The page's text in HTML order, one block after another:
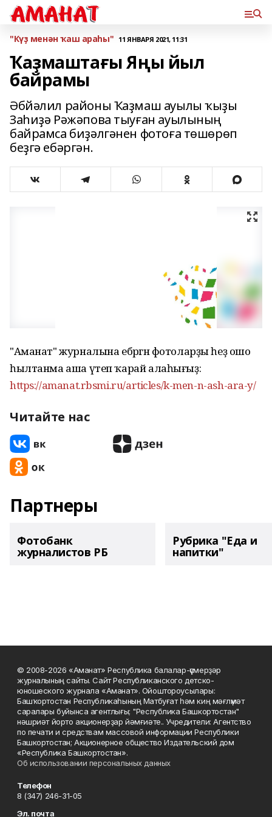
"Күҙ менән ҡаш араһы" 11 ЯНВАРЯ 2021, 11:31
Ҡаҙмаштағы Яңы йыл
байрамы
Әбйәлил районы Ҡаҙмаш ауылы ҡыҙы
Заһиҙә Рәжәпова тыуған ауылының
байрамса биҙәлгәнен фотоға төшөрөп
беҙгә ебәргән.
"Аманат" журналына ебәргән фотоларҙы һеҙ ошо
һылтанма аша үтеп ҡарай алаһығыҙ:
https://amanat.rbsmi.ru/articles/k-men-n-ash-ara-y/
Читайте нас
Партнеры
Фотобанк
журналистов РБ
Рубрика "Еда и
напитки"
© 2008-2026 «Аманат» Республика балалар-үҫмерҙәр
журналының сайты. Сайт Республиканского детско-
юношеского журнала «Аманат». Ойоштороусылары:
Башҡортостан Республикаһының Матбуғат һәм киң мәғлүмәт
саралары буйынса агентлығы; "Республика Башкортостан"
нәшриәт йорто акционерҙар йәмғиәте.. Учредители: Агентство
по печати и средствам массовой информации Республики
Башкортостан; Акционерное общество Издательский дом
«Республика Башкортостан».
Об использовании персональных данных
Телефон
8 (347) 246-31-05
Эл. почта